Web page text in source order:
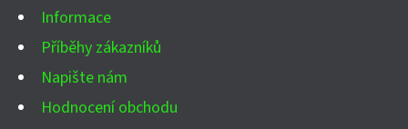
Informace
Příběhy zákazníků
Napište nám
Hodnocení obchodu